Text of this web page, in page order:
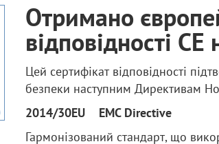
Отримано
відповідності
Цей сертифікат відповідності
безпеки наступним Директивам
2014/30EU EMC Directive
Гармонізований стандарт, що